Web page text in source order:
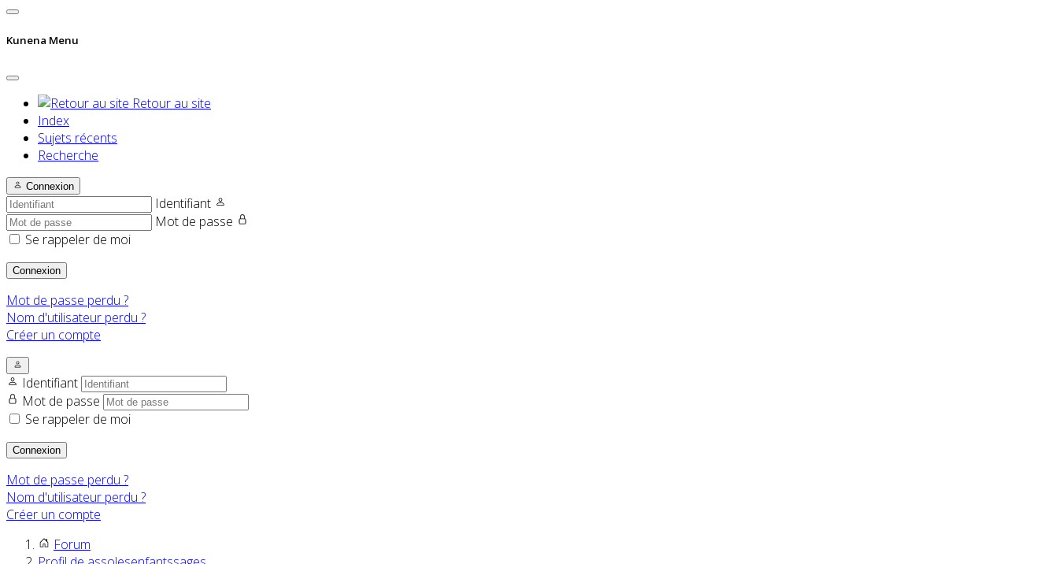
Kunena Menu
Retour au site
Index
Sujets récents
Recherche
Connexion
Identifiant
Mot de passe
Se rappeler de moi
Connexion
Mot de passe perdu ?
Nom d'utilisateur perdu ?
Créer un compte
Identifiant
Mot de passe
Se rappeler de moi
Connexion
Mot de passe perdu ?
Nom d'utilisateur perdu ?
Créer un compte
Forum